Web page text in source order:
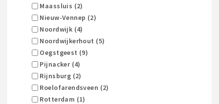
Maassluis (2)
Nieuw-Vennep (2)
Noordwijk (4)
Noordwijkerhout (5)
Oegstgeest (9)
Pijnacker (4)
Rijnsburg (2)
Roelofarendsveen (2)
Rotterdam (1)